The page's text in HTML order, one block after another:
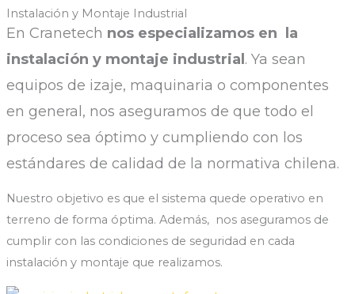
Instalación y Montaje Industrial
En Cranetech nos especializamos en la
instalación y montaje industrial . Ya sean
equipos de izaje, maquinaria o componentes
en general, nos aseguramos de que todo el
proceso sea óptimo y cumpliendo con los
estándares de calidad de la normativa chilena.
Nuestro objetivo es que el sistema quede operativo en
terreno de forma óptima. Además, nos aseguramos de
cumplir con las condiciones de seguridad en cada
instalación y montaje que realizamos.